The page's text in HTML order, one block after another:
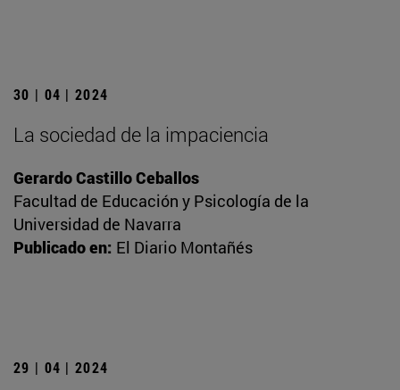
30 | 04 | 2024
La sociedad de la impaciencia
Gerardo Castillo Ceballos
Facultad de Educación y Psicología de la
Universidad de Navarra
Publicado en: El Diario Montañés
29 | 04 | 2024